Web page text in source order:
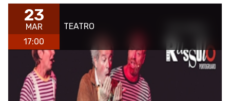
23
MAR
17:00
TEATRO